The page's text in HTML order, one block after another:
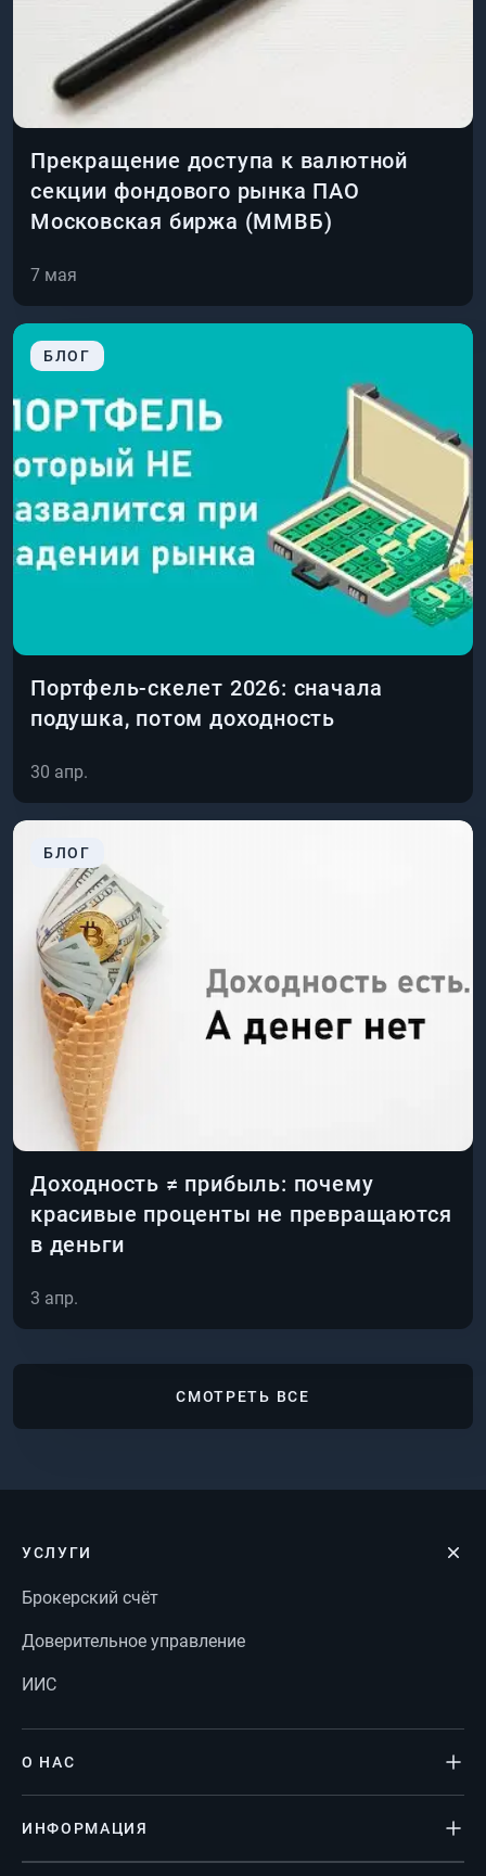
Прекращение доступа к валютной
секции фондового рынка ПАО
Московская биржа (ММВБ)
7 мая
БЛОГ
Портфель-скелет 2026: сначала
подушка, потом доходность
30 апр.
БЛОГ
Доходность ≠ прибыль: почему
красивые проценты не превращаются
в деньги
3 апр.
СМОТРЕТЬ ВСЕ
УСЛУГИ
Брокерский счёт
Доверительное управление
ИИС
О НАС
ИНФОРМАЦИЯ